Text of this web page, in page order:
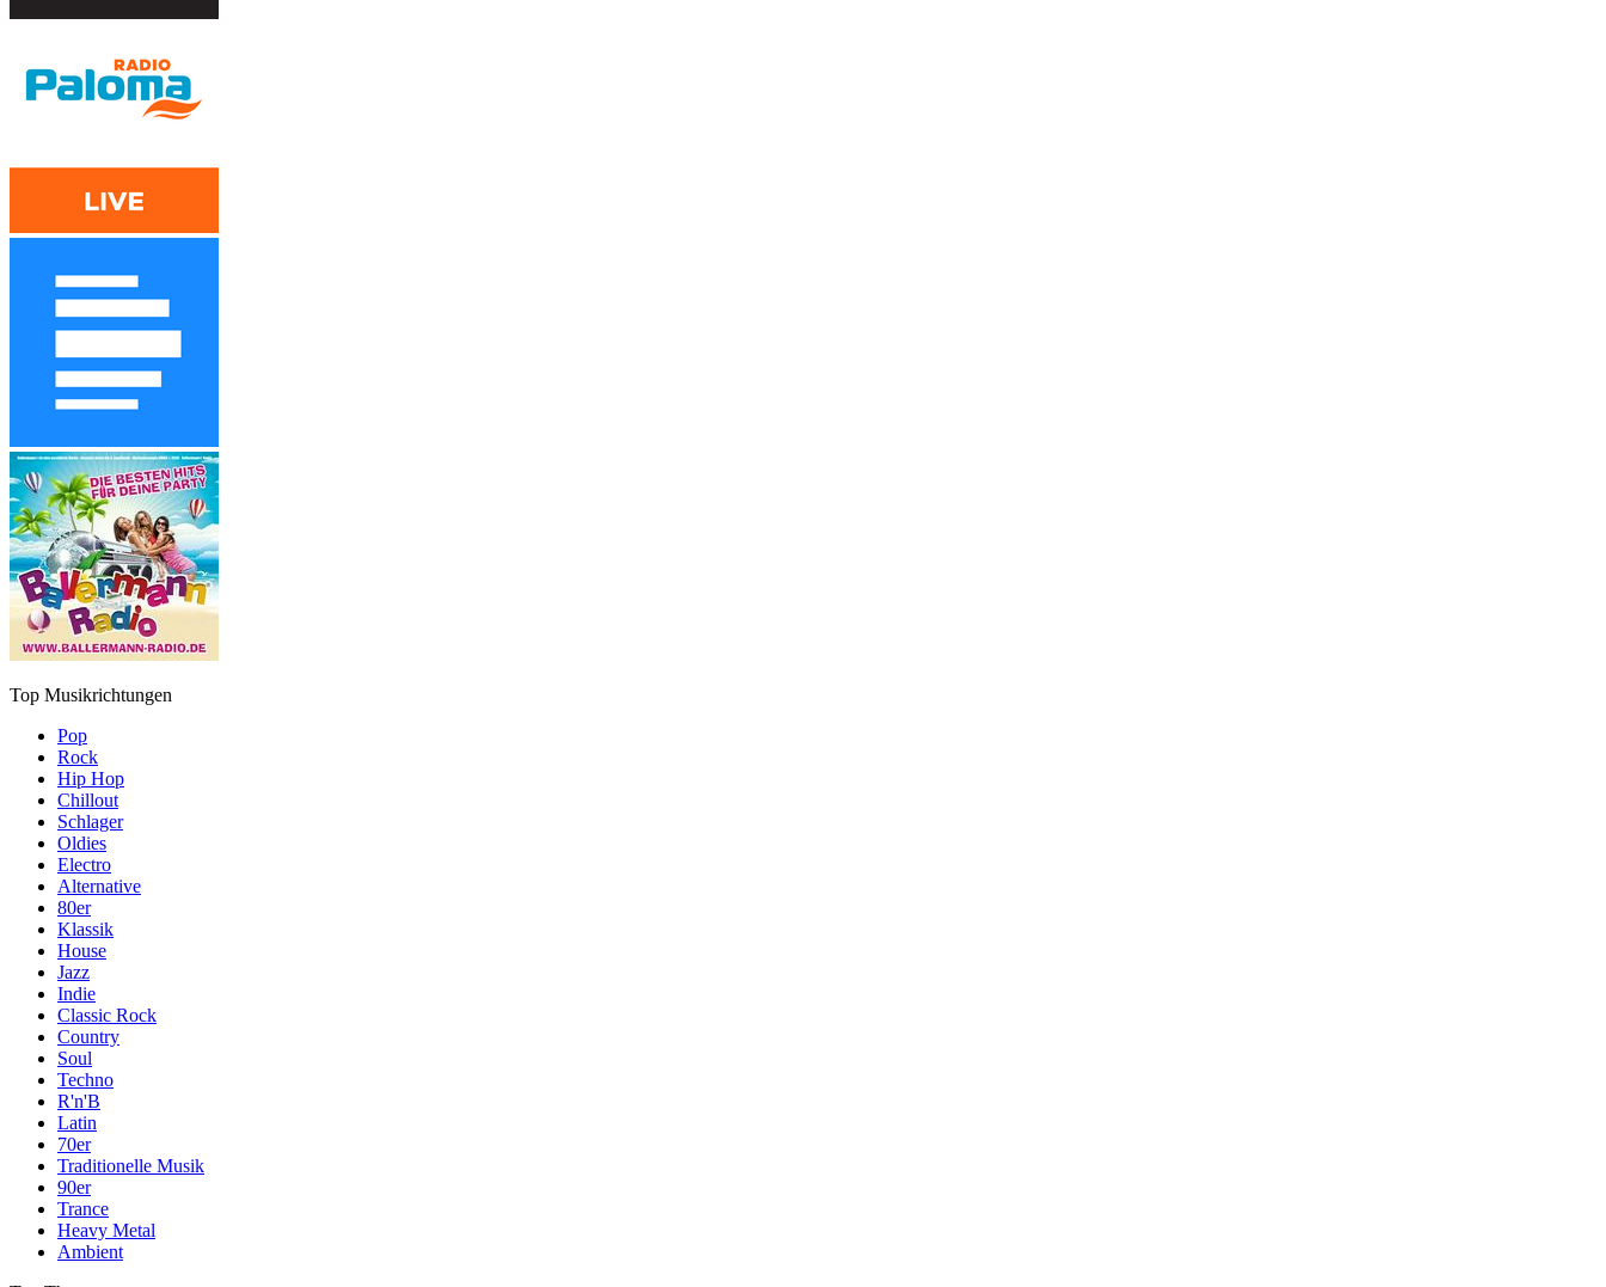
Top Musikrichtungen
Pop
Rock
Hip Hop
Chillout
Schlager
Oldies
Electro
Alternative
80er
Klassik
House
Jazz
Indie
Classic Rock
Country
Soul
Techno
R'n'B
Latin
70er
Traditionelle Musik
90er
Trance
Heavy Metal
Ambient